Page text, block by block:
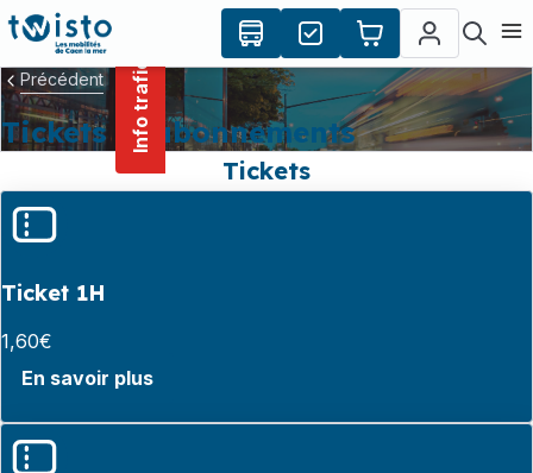
principal
Info trafic
Précédent
Tickets et abonnements
Tickets
Ticket 1H
1,60€
En savoir plus
Panneau de gestion des cookies